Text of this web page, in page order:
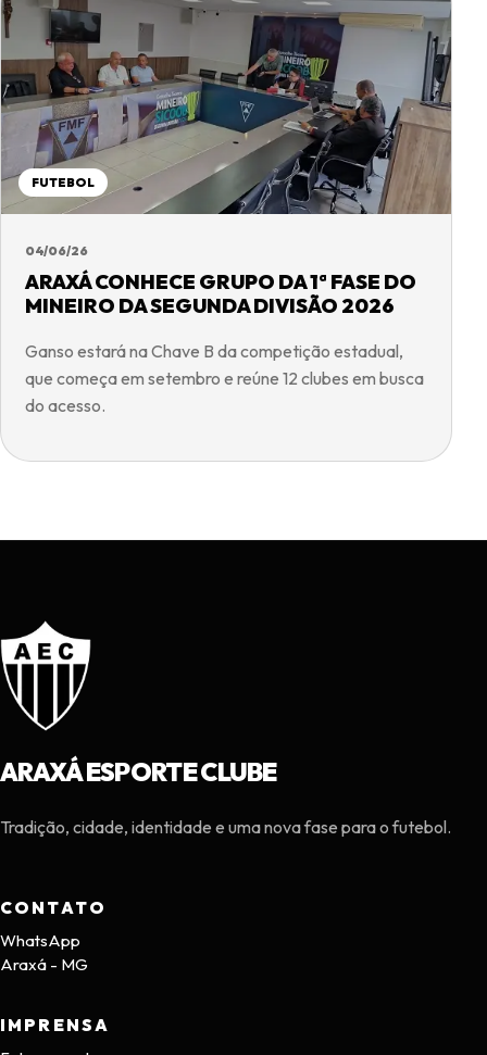
FUTEBOL
04/06/26
ARAXÁ CONHECE GRUPO DA 1ª FASE DO
MINEIRO DA SEGUNDA DIVISÃO 2026
Ganso estará na Chave B da competição estadual,
que começa em setembro e reúne 12 clubes em busca
do acesso.
ARAXÁ ESPORTE CLUBE
Tradição, cidade, identidade e uma nova fase para o futebol.
CONTATO
WhatsApp
Araxá - MG
IMPRENSA